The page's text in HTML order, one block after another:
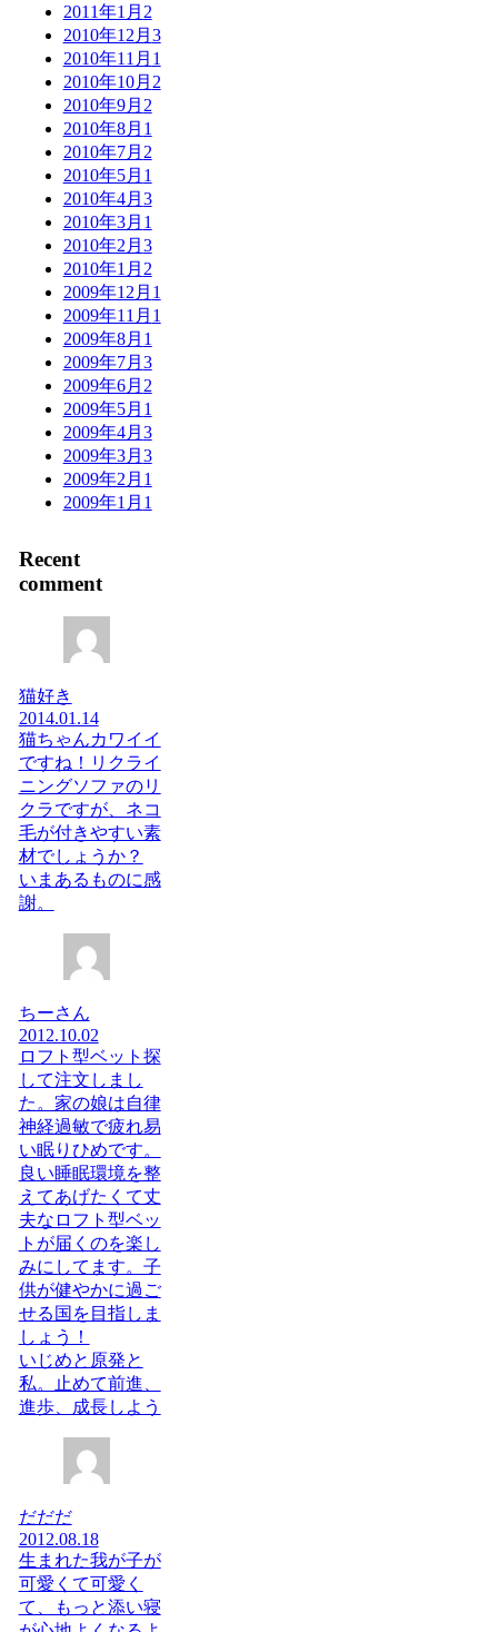
2011年1月 2
2010年12月 3
2010年11月 1
2010年10月 2
2010年9月 2
2010年8月 1
2010年7月 2
2010年5月 1
2010年4月 3
2010年3月 1
2010年2月 3
2010年1月 2
2009年12月 1
2009年11月 1
2009年8月 1
2009年7月 3
2009年6月 2
2009年5月 1
2009年4月 3
2009年3月 3
2009年2月 1
2009年1月 1
Recent
comment
猫好き
2014.01.14
猫ちゃんカワイイ
ですね！リクライ
ニングソファのリ
クラですが、ネコ
毛が付きやすい素
材でしょうか？
いまあるものに感
謝。
ちーさん
2012.10.02
ロフト型ベット探
して注文しまし
た。家の娘は自律
神経過敏で疲れ易
い眠りひめです。
良い睡眠環境を整
えてあげたくて丈
夫なロフト型ベッ
トが届くのを楽し
みにしてます。子
供が健やかに過ご
せる国を目指しま
しょう！
いじめと原発と
私。止めて前進、
進歩、成長しよう
だだだ
2012.08.18
生まれた我が子が
可愛くて可愛く
て、もっと添い寝